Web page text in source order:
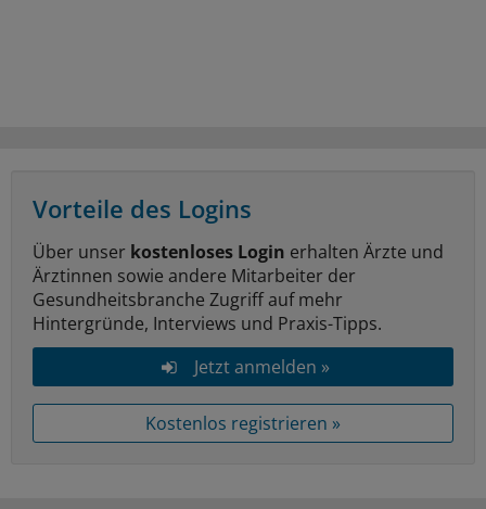
Vorteile des Logins
Über unser kostenloses Login erhalten Ärzte und
Ärztinnen sowie andere Mitarbeiter der
Gesundheitsbranche Zugriff auf mehr
Hintergründe, Interviews und Praxis-Tipps.
Jetzt anmelden »
Kostenlos registrieren »